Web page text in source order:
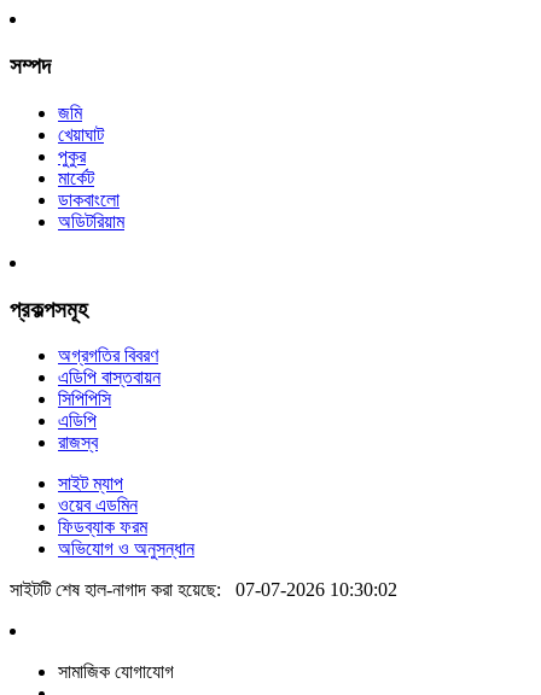
সম্পদ
জমি
খেয়াঘাট
পুকুর
মার্কেট
ডাকবাংলো
অডিটরিয়াম
প্রকল্পসমূহ
অগ্রগতির বিবরণ
এডিপি বাস্তবায়ন
সিপিপিসি
এডিপি
রাজস্ব
সাইট ম্যাপ
ওয়েব এডমিন
ফিডব্যাক ফরম
অভিযোগ ও অনুসন্ধান
সাইটটি শেষ হাল-নাগাদ করা হয়েছে: 07-07-2026 10:30:02
সামাজিক যোগাযোগ